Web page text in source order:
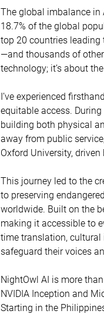
The global imbalance in
18.7% of the global
top 20 countries leading
—and thousands of
technology; it’s about
I’ve experienced
equitable access.
building both physical
away from public
Oxford University,
This journey led to the
to preserving
worldwide. Built on the
making it accessible to
time translation,
safeguard their voices
NightOwl AI is more
NVIDIA Inception and
Starting in the